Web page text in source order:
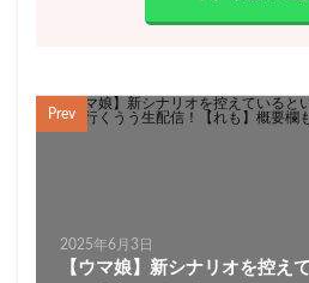
Prev
2025年6月3日
【ウマ娘】新シナリオを控え